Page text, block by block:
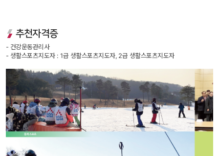
추천자격증
- 건강운동관리사
- 생활스포츠지도자 : 1급 생활스포츠지도자, 2급 생활스포츠지도자